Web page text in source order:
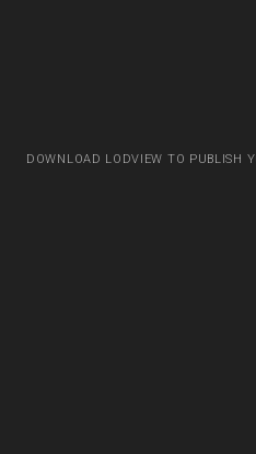
DOWNLOAD LODVIEW TO PUBLISH